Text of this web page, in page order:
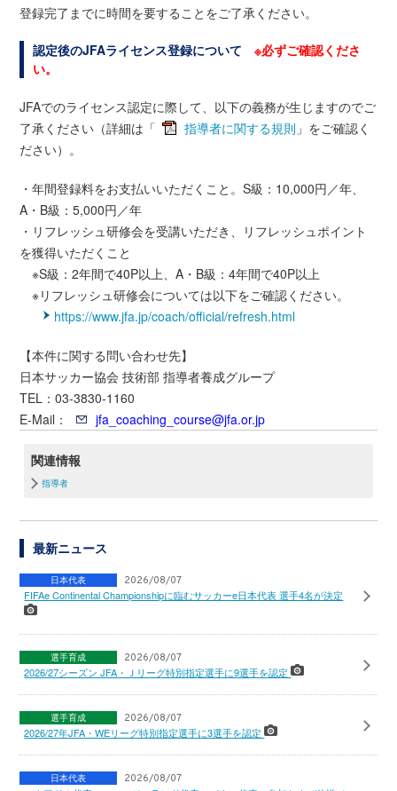
登録完了までに時間を要することをご了承ください。
認定後のJFAライセンス登録について※必ずご確認くださ
い。
JFAでのライセンス認定に際して、以下の義務が生じますのでご
了承ください（詳細は「
指導者に関する規則 」をご確認く
ださい）。
・年間登録料をお支払いいただくこと。S級：10,000円／年、
A・B級：5,000円／年
・リフレッシュ研修会を受講いただき、リフレッシュポイント
を獲得いただくこと
※S級：2年間で40P以上、A・B級：4年間で40P以上
※リフレッシュ研修会については以下をご確認ください。
https://www.jfa.jp/coach/official/refresh.html
【本件に関する問い合わせ先】
日本サッカー協会 技術部 指導者養成グループ
TEL：03-3830-1160
E-Mail：
jfa_coaching_course@jfa.or.jp
関連情報
指導者
最新ニュース
日本代表 2026/08/07
FIFAe Continental Championshipに臨むサッカーe日本代表 選手4名が決定
選手育成 2026/08/07
2026/27シーズン JFA・Ｊリーグ特別指定選手に9選手を認定
選手育成 2026/08/07
2026/27年JFA・WEリーグ特別指定選手に3選手を認定
日本代表 2026/08/07